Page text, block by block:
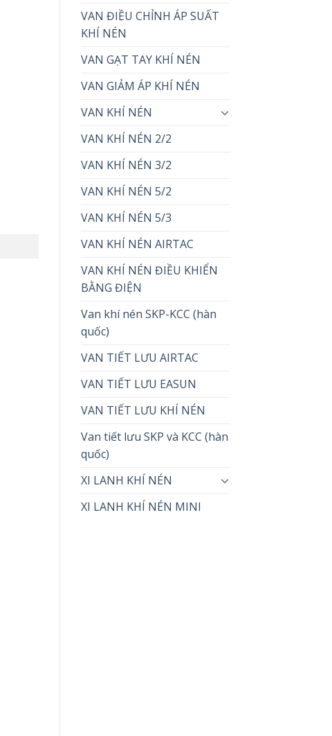
VAN ĐIỀU CHỈNH ÁP SUẤT
KHÍ NÉN
VAN GẠT TAY KHÍ NÉN
VAN GIẢM ÁP KHÍ NÉN
VAN KHÍ NÉN
VAN KHÍ NÉN 2/2
VAN KHÍ NÉN 3/2
VAN KHÍ NÉN 5/2
VAN KHÍ NÉN 5/3
VAN KHÍ NÉN AIRTAC
VAN KHÍ NÉN ĐIỀU KHIỂN
BẰNG ĐIỆN
Van khí nén SKP-KCC (hàn
quốc)
VAN TIẾT LƯU AIRTAC
VAN TIẾT LƯU EASUN
VAN TIẾT LƯU KHÍ NÉN
Van tiết lưu SKP và KCC (hàn
quốc)
XI LANH KHÍ NÉN
XI LANH KHÍ NÉN MINI